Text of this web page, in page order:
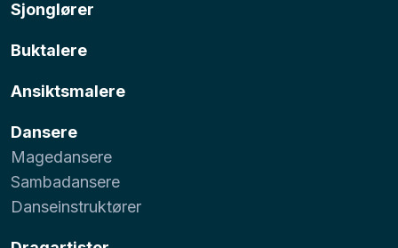
Sjonglører
Buktalere
Ansiktsmalere
Dansere
Magedansere
Sambadansere
Danseinstruktører